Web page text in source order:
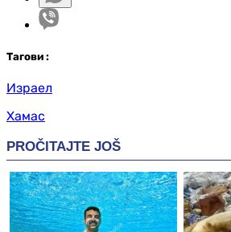
Тагови :
Израел
Хамас